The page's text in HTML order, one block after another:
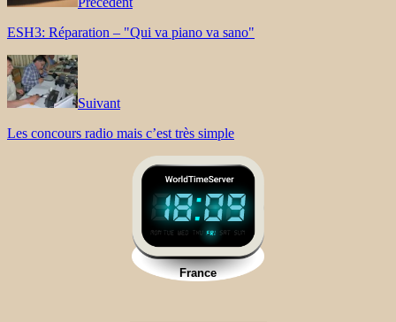
ESH3: Réparation – "Qui va piano va sano"
Suivant
Les concours radio mais c’est très simple